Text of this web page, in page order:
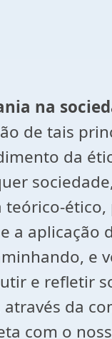
na
de tais
da
e
e refletir
da
com o